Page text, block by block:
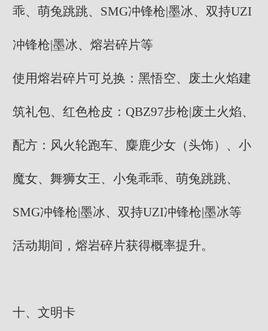
乖、萌兔跳跳、SMG冲锋枪|墨冰、双持UZI
冲锋枪|墨冰、熔岩碎片等
使用熔岩碎片可兑换：黑悟空、废土火焰建
筑礼包、红色枪皮：QBZ97步枪|废土火焰、
配方：风火轮跑车、麋鹿少女（头饰）、小
魔女、舞狮女王、小兔乖乖、萌兔跳跳、
SMG冲锋枪|墨冰、双持UZI冲锋枪|墨冰等
活动期间，熔岩碎片获得概率提升。
十、文明卡